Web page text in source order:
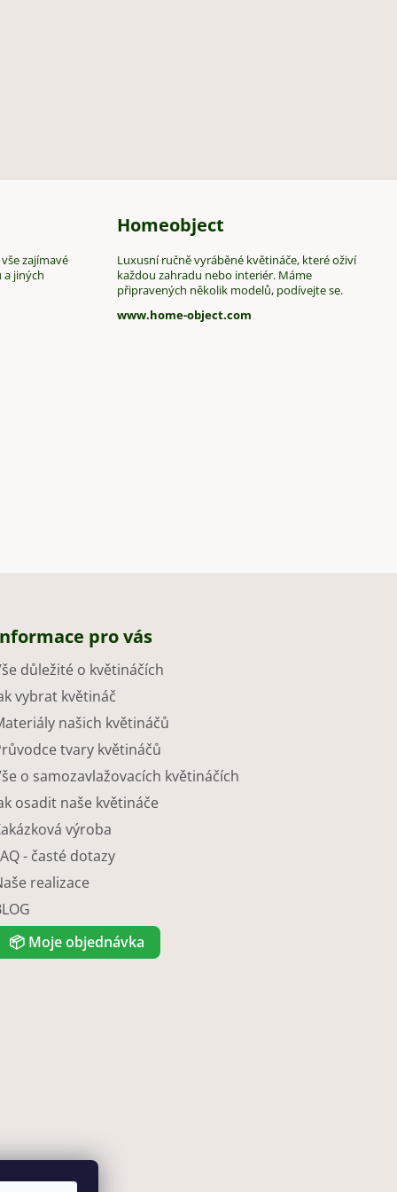
zajímavé
a jiných
Homeobject
Luxusní ručně vyráběné květináče, které oživí
každou zahradu nebo interiér. Máme
připravených několik modelů, podívejte se.
www.home-object.com
pro vás
důležité o květináčích
vybrat květináč
našich květináčů
tvary květináčů
o samozavlažovacích květináčích
osadit naše květináče
výroba
- časté dotazy
realizace
📦 Moje objednávka